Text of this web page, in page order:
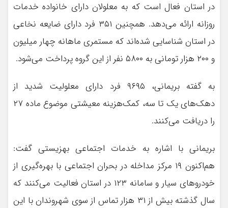
در استان فعال است که به معلولان دارای خانواده خدمات
روزانه ارائه می‌دهد. همچنین ۳۵۱ فرد دارای ضایعه نخاعی
در استان شناسایی شده‌اند که مستمری ماهانه چهار میلیون
و ۲۰۰ هزار تومانی به ۵۸۰۰ نفر از این گروه پرداخت می‌شود.
به گفته بریمانی، ۹۶۹۵ فرد دارای معلولیت شدید از
دهک‌های یک تا سه، کمک‌هزینه معیشتی موضوع ماده ۲۷
را دریافت می‌کنند.
بریمانی با اشاره به خدمات اجتماعی بهزیستی گفت:
هم‌اکنون ۱۹ مرکز مداخله در بحران اجتماعی با بهره‌گیری از
خودروهای سیار و سامانه ۱۲۳ در استان فعالیت می‌کنند که
سال گذشته بیش از ۳۱ هزار تماس از سوی شهروندان با این